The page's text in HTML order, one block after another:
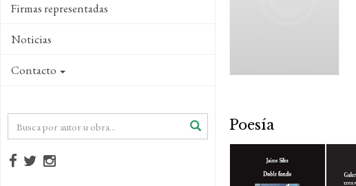
Firmas representadas
Noticias
Contacto
Poesía